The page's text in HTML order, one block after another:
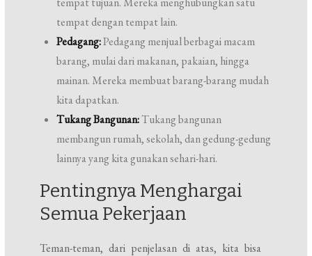
tempat dengan tempat lain.
Pedagang:Pedagang menjual berbagai macam
barang, mulai dari makanan, pakaian, hingga
mainan. Mereka membuat barang-barang mudah
kita dapatkan.
Tukang Bangunan:Tukang bangunan
membangun rumah, sekolah, dan gedung-gedung
lainnya yang kita gunakan sehari-hari.
Pentingnya Menghargai
Semua Pekerjaan
Teman-teman, dari penjelasan di atas, kita bisa